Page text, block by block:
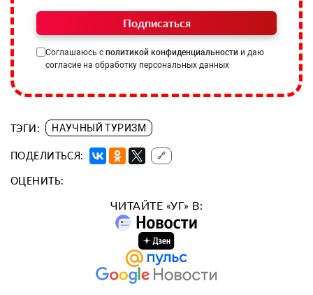
Подписаться
Соглашаюсь с политикой конфиденциальности и даю
согласие на обработку персональных данных
ТЭГИ: НАУЧНЫЙ ТУРИЗМ
ПОДЕЛИТЬСЯ: 🔗
ОЦЕНИТЬ:
ЧИТАЙТЕ «УГ» В: